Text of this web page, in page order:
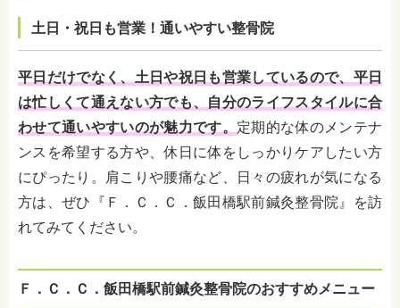
土日・祝日も営業！通いやすい整骨院
平日だけでなく、土日や祝日も営業しているので、平日
は忙しくて通えない方でも、自分のライフスタイルに合
わせて通いやすいのが魅力です。 定期的な体のメンテナ
ンスを希望する方や、休日に体をしっかりケアしたい方
にぴったり。肩こりや腰痛など、日々の疲れが気になる
方は、ぜひ『Ｆ．Ｃ．Ｃ．飯田橋駅前鍼灸整骨院』を訪
れてみてください。
Ｆ．Ｃ．Ｃ．飯田橋駅前鍼灸整骨院のおすすめメニュー